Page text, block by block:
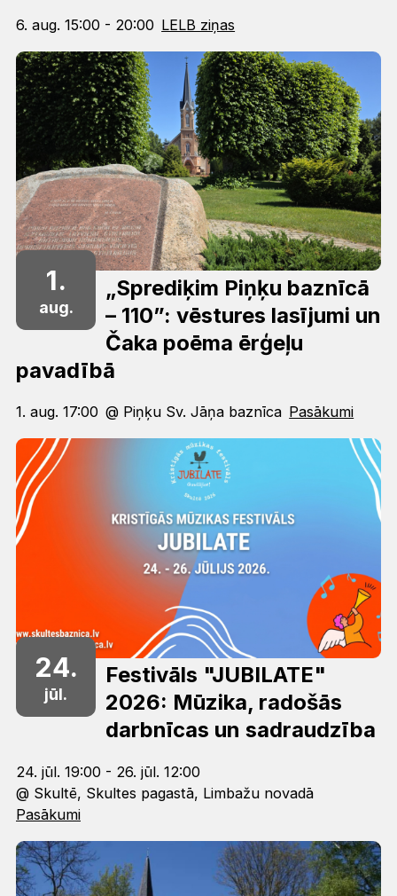
6. aug. 15:00 - 20:00 LELB ziņas
1.
aug.
„Sprediķim Piņķu baznīcā
– 110”: vēstures lasījumi un
Čaka poēma ērģeļu
pavadībā
1. aug. 17:00 @ Piņķu Sv. Jāņa baznīca Pasākumi
24.
jūl.
Festivāls "JUBILATE"
2026: Mūzika, radošās
darbnīcas un sadraudzība
24. jūl. 19:00 - 26. jūl. 12:00
@ Skultē, Skultes pagastā, Limbažu novadā
Pasākumi